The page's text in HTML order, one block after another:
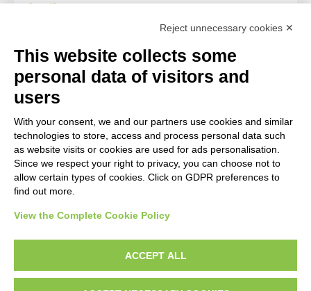
Specific owner
Fondazione Centro Studi sull'Arte Licia e Carlo Ludovico
Ragghianti
Work of art Entry
Anonimo italiano sec. XII, Iniziale I, Iniziale figurata, Figura
maschile
diritto d’autore, legge 22 aprile 1941 n. 633. I diritti degli autori, degli artisti e
dei fotografi che hanno realizzato le opere e le immagini, degli enti e delle
Reject unnecessary cookies ✕
This website collects some
personal data of visitors and
users
With your consent, we and our partners use cookies and similar
technologies to store, access and process personal data such
as website visits or cookies are used for ads personalisation.
Since we respect your right to privacy, you can choose not to
allow certain types of cookies. Click on GDPR preferences to
find out more.
View the Complete Cookie Policy
ACCEPT ALL